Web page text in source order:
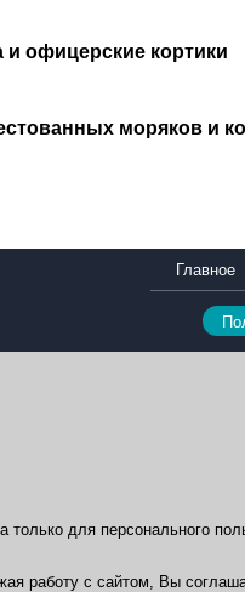
офицерские кортики
моряков и
Главное
для персонального
работу с сайтом, Вы